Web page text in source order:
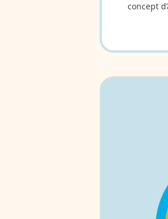
concept